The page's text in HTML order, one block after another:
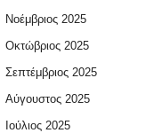
Νοέμβριος 2025
Οκτώβριος 2025
Σεπτέμβριος 2025
Αύγουστος 2025
Ιούλιος 2025